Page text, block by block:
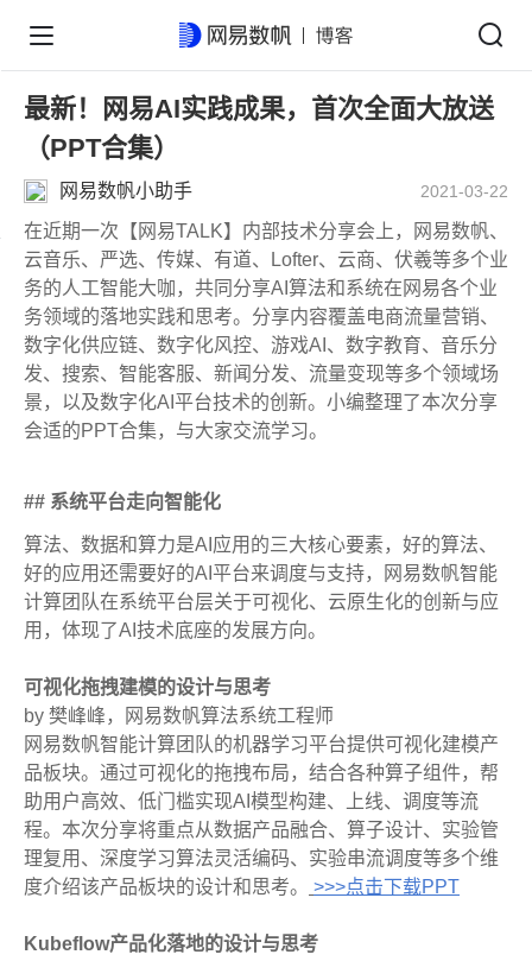
最新！网易AI实践成果，首次全面大放送
（PPT合集）
网易数帆小助手 2021-03-22
在近期一次【网易TALK】内部技术分享会上，网易数帆、
云音乐、严选、传媒、有道、Lofter、云商、伏羲等多个业
务的人工智能大咖，共同分享AI算法和系统在网易各个业
务领域的落地实践和思考。分享内容覆盖电商流量营销、
数字化供应链、数字化风控、游戏AI、数字教育、音乐分
发、搜索、智能客服、新闻分发、流量变现等多个领域场
景，以及数字化AI平台技术的创新。小编整理了本次分享
会适的PPT合集，与大家交流学习。
## 系统平台走向智能化
算法、数据和算力是AI应用的三大核心要素，好的算法、
好的应用还需要好的AI平台来调度与支持，网易数帆智能
计算团队在系统平台层关于可视化、云原生化的创新与应
用，体现了AI技术底座的发展方向。
可视化拖拽建模的设计与思考
by 樊峰峰，网易数帆算法系统工程师
网易数帆智能计算团队的机器学习平台提供可视化建模产
品板块。通过可视化的拖拽布局，结合各种算子组件，帮
助用户高效、低门槛实现AI模型构建、上线、调度等流
程。本次分享将重点从数据产品融合、算子设计、实验管
理复用、深度学习算法灵活编码、实验串流调度等多个维
度介绍该产品板块的设计和思考。
>>>点击下载PPT
Kubeflow产品化落地的设计与思考